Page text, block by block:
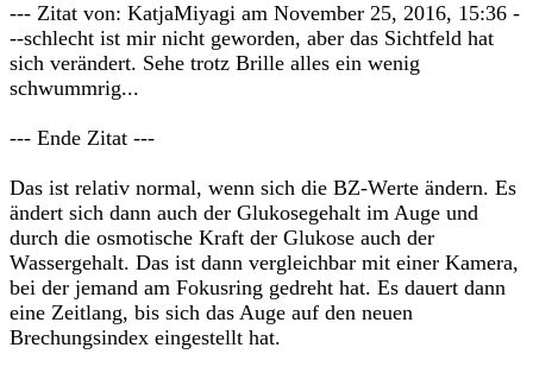
--- Zitat von: KatjaMiyagi am November 25, 2016, 15:36 -
--schlecht ist mir nicht geworden, aber das Sichtfeld hat
sich verändert. Sehe trotz Brille alles ein wenig
schwummrig...
--- Ende Zitat ---
Das ist relativ normal, wenn sich die BZ-Werte ändern. Es
ändert sich dann auch der Glukosegehalt im Auge und
durch die osmotische Kraft der Glukose auch der
Wassergehalt. Das ist dann vergleichbar mit einer Kamera,
bei der jemand am Fokusring gedreht hat. Es dauert dann
eine Zeitlang, bis sich das Auge auf den neuen
Brechungsindex eingestellt hat.